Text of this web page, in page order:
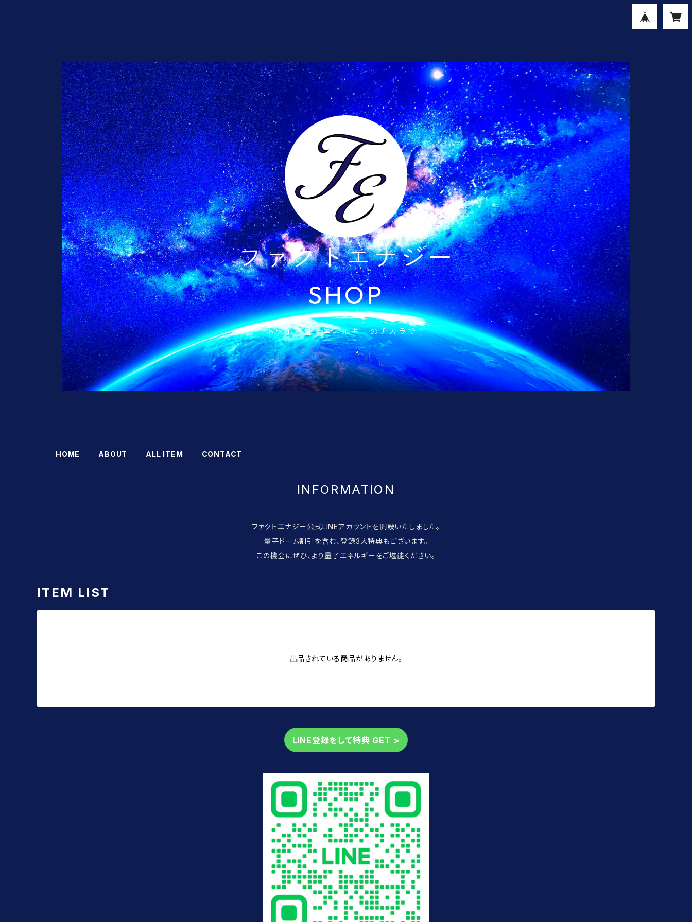
ファクトエナジー
SHOP
ホワイト量子エネルギーのチカラで！
HOME ABOUT ALL ITEM CONTACT
INFORMATION
ファクトエナジー公式LINEアカウントを開設いたしました。
量子ドーム割引を含む、登録3大特典もございます。
この機会にぜひ、より量子エネルギーをご堪能ください。
ITEM LIST
出品されている商品がありません。
LINE登録をして特典 GET >